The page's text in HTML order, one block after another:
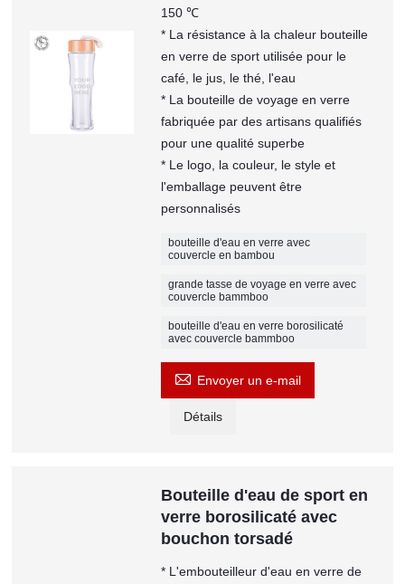
150 ℃
* La résistance à la chaleur bouteille
en verre de sport utilisée pour le
café, le jus, le thé, l'eau
* La bouteille de voyage en verre
fabriquée par des artisans qualifiés
pour une qualité superbe
* Le logo, la couleur, le style et
l'emballage peuvent être
personnalisés
bouteille d'eau en verre avec
couvercle en bambou
grande tasse de voyage en verre avec
couvercle bammboo
bouteille d'eau en verre borosilicaté
avec couvercle bammboo
 Envoyer un e-mail
Détails
Bouteille d'eau de sport en
verre borosilicaté avec
bouchon torsadé
* L'embouteilleur d'eau en verre de